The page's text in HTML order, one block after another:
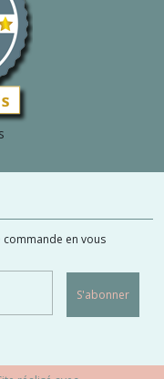
commande en vous
S'abonner